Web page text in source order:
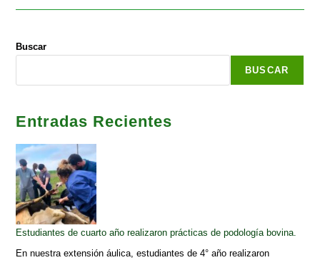
Buscar
BUSCAR
Entradas Recientes
Estudiantes de cuarto año realizaron prácticas de podología bovina.
En nuestra extensión áulica, estudiantes de 4° año realizaron